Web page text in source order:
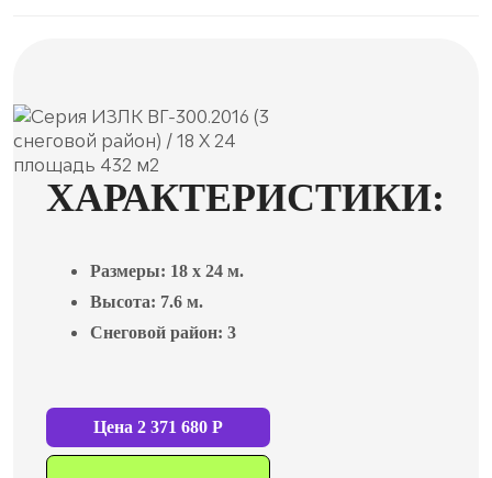
ХАРАКТЕРИСТИКИ:
Размеры: 18 x 24 м.
Высота: 7.6 м.
Снеговой район: 3
Цена 2 371 680 Р